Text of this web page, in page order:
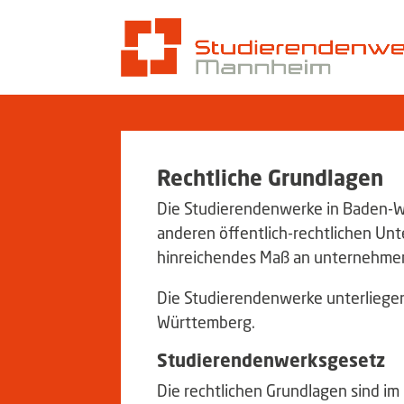
Rechtliche Grundlagen
Die Studierendenwerke in Baden-
anderen öffentlich-rechtlichen
hinreichendes Maß an
Die Studierendenwerke
Württemberg.
Studierendenwerksgesetz
Die rechtlichen Grundlagen sind